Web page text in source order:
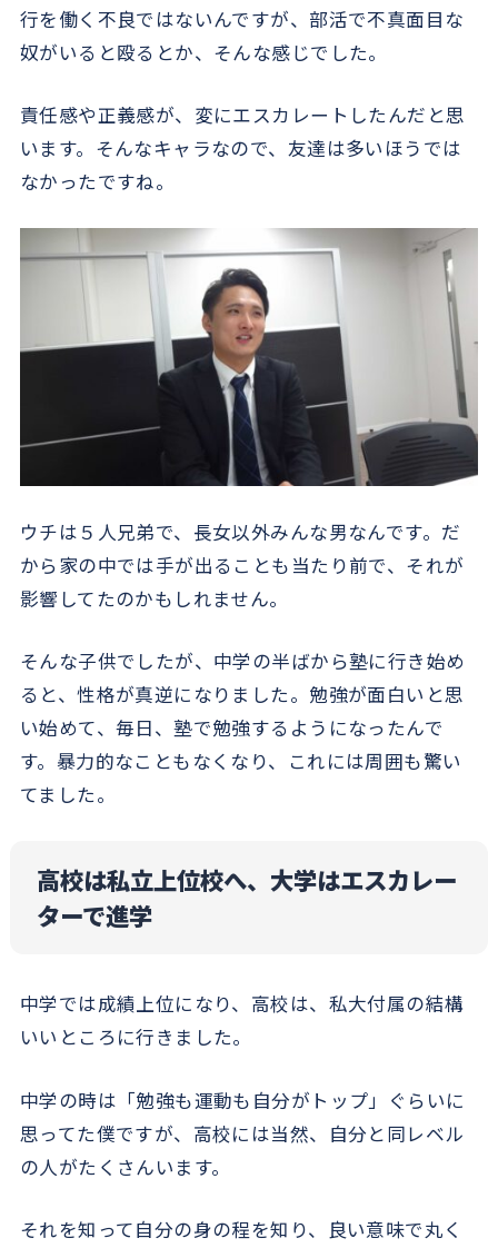
行を働く不良ではないんですが、部活で不真面目な
奴がいると殴るとか、そんな感じでした。
責任感や正義感が、変にエスカレートしたんだと思
います。そんなキャラなので、友達は多いほうでは
なかったですね。
ウチは５人兄弟で、長女以外みんな男なんです。だ
から家の中では手が出ることも当たり前で、それが
影響してたのかもしれません。
そんな子供でしたが、中学の半ばから塾に行き始め
ると、性格が真逆になりました。勉強が面白いと思
い始めて、毎日、塾で勉強するようになったんで
す。暴力的なこともなくなり、これには周囲も驚い
てました。
高校は私立上位校へ、大学はエスカレー
ターで進学
中学では成績上位になり、高校は、私大付属の結構
いいところに行きました。
中学の時は「勉強も運動も自分がトップ」ぐらいに
思ってた僕ですが、高校には当然、自分と同レベル
の人がたくさんいます。
それを知って自分の身の程を知り、良い意味で丸く